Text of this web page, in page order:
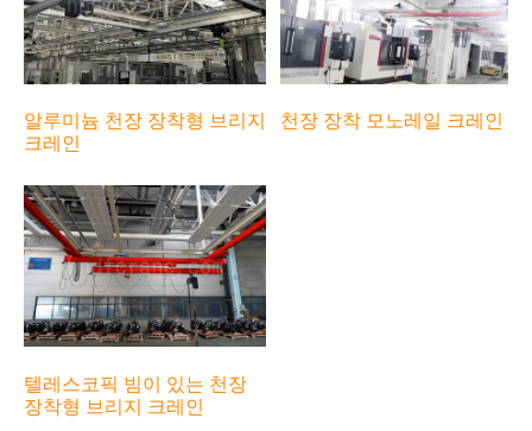
알루미늄 천장 장착형 브리지
크레인
천장 장착 모노레일 크레인
텔레스코픽 빔이 있는 천장
장착형 브리지 크레인